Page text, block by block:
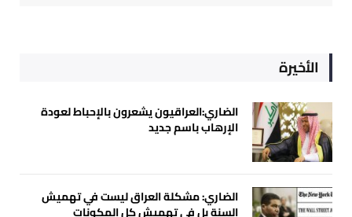
الأخيرة
الضاري:العراقيون يشعرون بالإحباط لعودة
الإرهاب باسم جديد
الضاري: مشكلة العراق ليست في تهميش
السنة بل في تهميش كل المكونات